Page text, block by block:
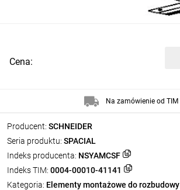
Producent: SCHNEIDER
Seria produktu: SPACIAL
Indeks producenta: NSYAMCSF
Indeks TIM: 0004-00010-41141
Kategoria: Elementy montażowe do rozbudowy
Cena:
Na zamówienie od TIM